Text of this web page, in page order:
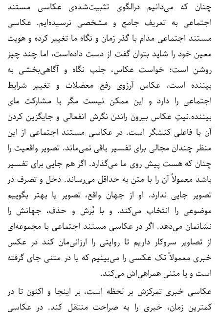
چنان که می‌دانیم درالگوی تثبیت‌شده‌ی عکاسی مستند
اجتماعی به تعریف جامع و مشخصی نرسیده‌ایم. عکاسی
مستند اجتماعی مدام با گذر زمان و نگاه ما تغییر کرده و هویت
معین خود را شاید بتوان گفت از دست داده‌است، اما چند چیز
روشن است؛ خواست عکاس، جلب نگاه و آگاهی‌بخشی به
بیننده است، عکاس آرزوی رفع معضلات و تغییر شرایط
اجتماعی را دارد و این ممکن نیست مگر با مشارکت مای
بیننده.نیتِ عکاس بیرون راندن نگرش انفعالی و جایگزین کردن
آن با فاعلی کنشگر است. در عکاسی مستند اجتماعی از این
منظر چندان مجالی برای تفسیر باقی نمی‌ماند. تصویر واقعیت را
چنان که هست پیش روی ما می‌گذارد. اگر هم جایی برای تفسیر
باشد معمولاً آن را با متن به حداقل می‌رساند. دخل و تصرف در
تصویر جایی ندارد. او از جهان واقع، تصویر یا بهتر بگوییم
موضوعی را انتخاب می‌کند. و با بُرش و حذف، جهانش را
نشانمان می‌دهد. اگر در عکاسی مستند اجتماعی با مجموعه‌ای
از تصاویر سروکار داریم تا روایتی را ارزانی‌مان کند در عکس
خبری معمولاً تک عکسی را می‌بینیم که یا در متنی جای گرفته
است و یا متنی همراهی‌اش می‌کند.
عکاسی خبری تمرکزش بر لحظه است، بر اینجا و اکنون تا در
کمترین زمان، خبری را به صراحت منتقل کند. در عکاسی